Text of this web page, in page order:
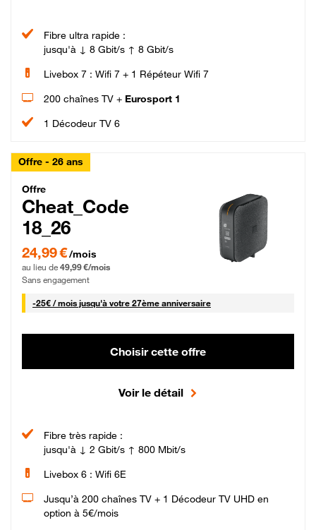
Fibre ultra rapide :
jusqu'à ↓ 8 Gbit/s ↑ 8 Gbit/s
Livebox 7 : Wifi 7 + 1 Répéteur Wifi 7
200 chaînes TV + Eurosport 1
1 Décodeur TV 6
Offre - 26 ans
Cheat_Code Fibre_18_26
Offre
Cheat_Code
18_26
24,99 € par mois pendant 0 mois puis 49,99 € par mois, Sans engagement
24,99 €/mois
au lieu de 49,99 €/mois
Sans engagement
-25€ / mois25 € par mois
jusqu'à votre 27ème anniversaire
Choisir cette offre
Voir le détail
Fibre très rapide :
jusqu'à ↓ 2 Gbit/s ↑ 800 Mbit/s
Livebox 6 : Wifi 6E
Jusqu’à 200 chaînes TV + 1 Décodeur TV UHD en
option à 5€/mois